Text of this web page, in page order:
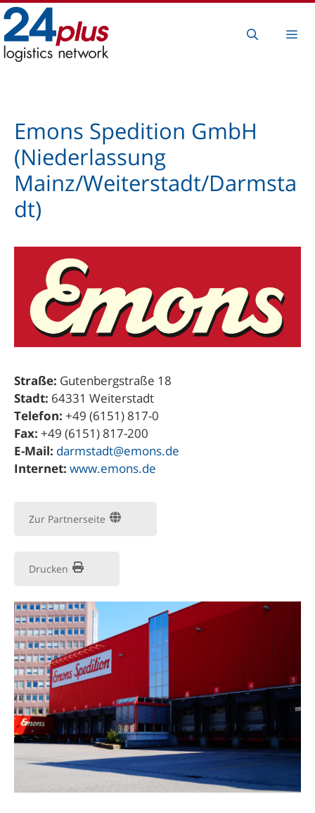
Zum
Inhalt
springen
Emons Spedition GmbH
(Niederlassung
Mainz/Weiterstadt/Darmsta
dt)
Straße: Gutenbergstraße 18
Stadt: 64331 Weiterstadt
Telefon: +49 (6151) 817-0
Fax: +49 (6151) 817-200
E-Mail: darmstadt@emons.de
Internet: www.emons.de
Zur Partnerseite
Drucken